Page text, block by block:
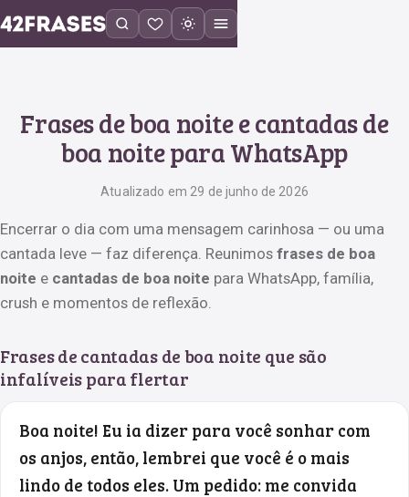
Frases de boa noite e cantadas de
boa noite para WhatsApp
Atualizado em 29 de junho de 2026
Encerrar o dia com uma mensagem carinhosa — ou uma
cantada leve — faz diferença. Reunimos frases de boa
noite e cantadas de boa noite para WhatsApp, família,
crush e momentos de reflexão.
Frases de cantadas de boa noite que são
infalíveis para flertar
Boa noite! Eu ia dizer para você sonhar com
os anjos, então, lembrei que você é o mais
lindo de todos eles. Um pedido: me convida